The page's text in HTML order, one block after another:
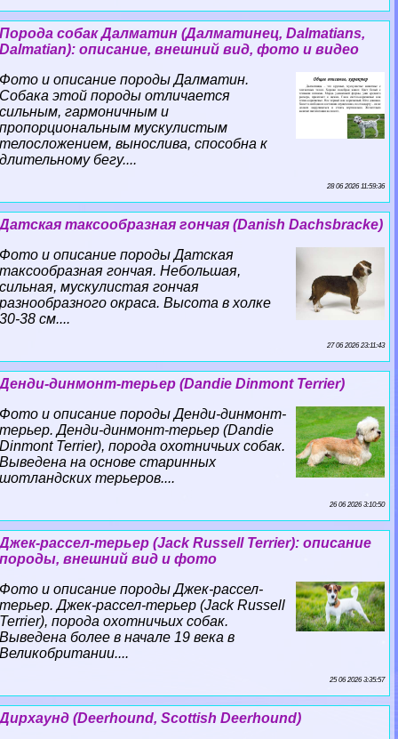
Порода собак Далматин (Далматинец, Dalmatians,
Dalmatian): описание, внешний вид, фото и видео
Фото и описание породы Далматин.
Собака этой породы отличается
сильным, гармоничным и
пропорциональным мускулистым
телосложением, вынослива, способна к
длительному бегу....
28 06 2026 11:59:36
Датская таксообразная гончая (Danish Dachsbracke)
Фото и описание породы Датская
таксообразная гончая. Небольшая,
сильная, мускулистая гончая
разнообразного окраса. Высота в холке
30-38 см....
27 06 2026 23:11:43
Денди-динмонт-терьер (Dandie Dinmont Terrier)
Фото и описание породы Денди-динмонт-
терьер. Денди-динмонт-терьер (Dandie
Dinmont Terrier), порода охотничьих собак.
Выведена на основе старинных
шотландских терьеров....
26 06 2026 3:10:50
Джек-рассел-терьер (Jack Russell Terrier): описание
породы, внешний вид и фото
Фото и описание породы Джек-рассел-
терьер. Джек-рассел-терьер (Jack Russell
Terrier), порода охотничьих собак.
Выведена более в начале 19 века в
Великобритании....
25 06 2026 3:35:57
Дирхаунд (Deerhound, Scottish Deerhound)